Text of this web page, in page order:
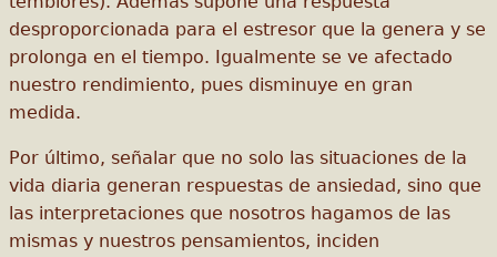
desproporcionada para el estresor que la genera y se
prolonga en el tiempo. Igualmente se ve afectado
nuestro rendimiento, pues disminuye en gran
medida.
Por último, señalar que no solo las situaciones de la
vida diaria generan respuestas de ansiedad, sino que
las interpretaciones que nosotros hagamos de las
mismas y nuestros pensamientos, inciden